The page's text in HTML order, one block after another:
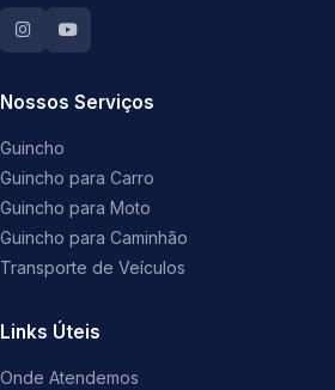
Nossos Serviços
Guincho
Guincho para Carro
Guincho para Moto
Guincho para Caminhão
Transporte de Veículos
Links Úteis
Onde Atendemos